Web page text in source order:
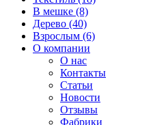
В мешке (8)
Дерево (40)
Взрослым (6)
О компании
О нас
Контакты
Статьи
Новости
Отзывы
Фабрики